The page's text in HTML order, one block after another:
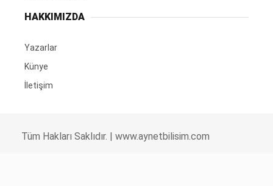
HAKKIMIZDA
Yazarlar
Künye
İletişim
Tüm Hakları Saklıdır. | www.aynetbilisim.com